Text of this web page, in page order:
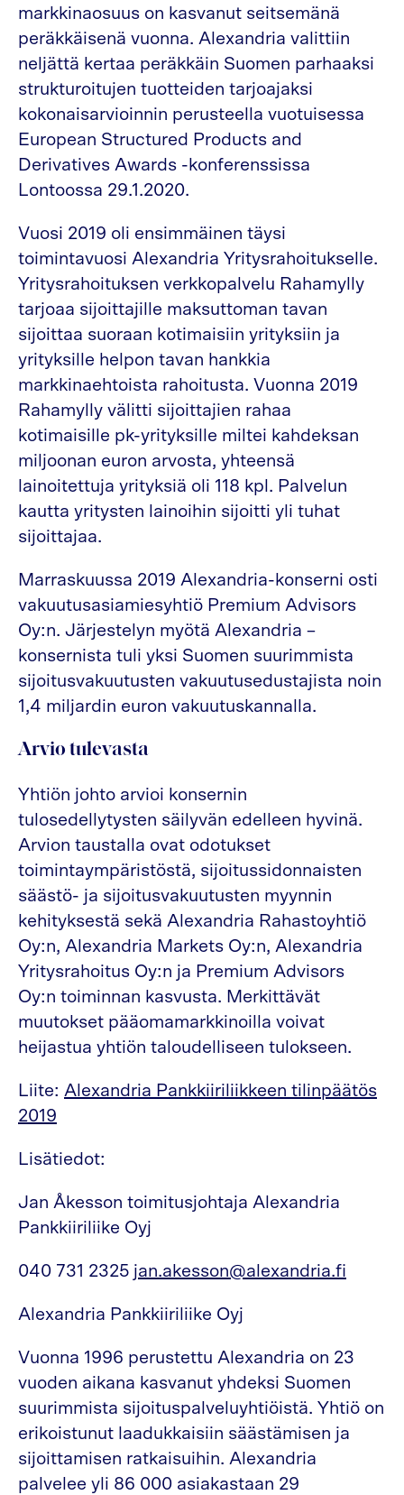
markkinaosuus on kasvanut seitsemänä
peräkkäisenä vuonna. Alexandria valittiin
neljättä kertaa peräkkäin Suomen parhaaksi
strukturoitujen tuotteiden tarjoajaksi
kokonaisarvioinnin perusteella vuotuisessa
European Structured Products and
Derivatives Awards -konferenssissa
Lontoossa 29.1.2020.
Vuosi 2019 oli ensimmäinen täysi
toimintavuosi Alexandria Yritysrahoitukselle.
Yritysrahoituksen verkkopalvelu Rahamylly
tarjoaa sijoittajille maksuttoman tavan
sijoittaa suoraan kotimaisiin yrityksiin ja
yrityksille helpon tavan hankkia
markkinaehtoista rahoitusta. Vuonna 2019
Rahamylly välitti sijoittajien rahaa
kotimaisille pk-yrityksille miltei kahdeksan
miljoonan euron arvosta, yhteensä
lainoitettuja yrityksiä oli 118 kpl. Palvelun
kautta yritysten lainoihin sijoitti yli tuhat
sijoittajaa.
Marraskuussa 2019 Alexandria-konserni osti
vakuutusasiamiesyhtiö Premium Advisors
Oy:n. Järjestelyn myötä Alexandria –
konsernista tuli yksi Suomen suurimmista
sijoitusvakuutusten vakuutusedustajista noin
1,4 miljardin euron vakuutuskannalla.
Arvio tulevasta
Yhtiön johto arvioi konsernin
tulosedellytysten säilyvän edelleen hyvinä.
Arvion taustalla ovat odotukset
toimintaympäristöstä, sijoitussidonnaisten
säästö- ja sijoitusvakuutusten myynnin
kehityksestä sekä Alexandria Rahastoyhtiö
Oy:n, Alexandria Markets Oy:n, Alexandria
Yritysrahoitus Oy:n ja Premium Advisors
Oy:n toiminnan kasvusta. Merkittävät
muutokset pääomamarkkinoilla voivat
heijastua yhtiön taloudelliseen tulokseen.
Liite: Alexandria Pankkiiriliikkeen tilinpäätös
2019
Lisätiedot:
Jan Åkesson toimitusjohtaja Alexandria
Pankkiiriliike Oyj
040 731 2325 jan.akesson@alexandria.fi
Alexandria Pankkiiriliike Oyj
Vuonna 1996 perustettu Alexandria on 23
vuoden aikana kasvanut yhdeksi Suomen
suurimmista sijoituspalveluyhtiöistä. Yhtiö on
erikoistunut laadukkaisiin säästämisen ja
sijoittamisen ratkaisuihin. Alexandria
palvelee yli 86 000 asiakastaan 29